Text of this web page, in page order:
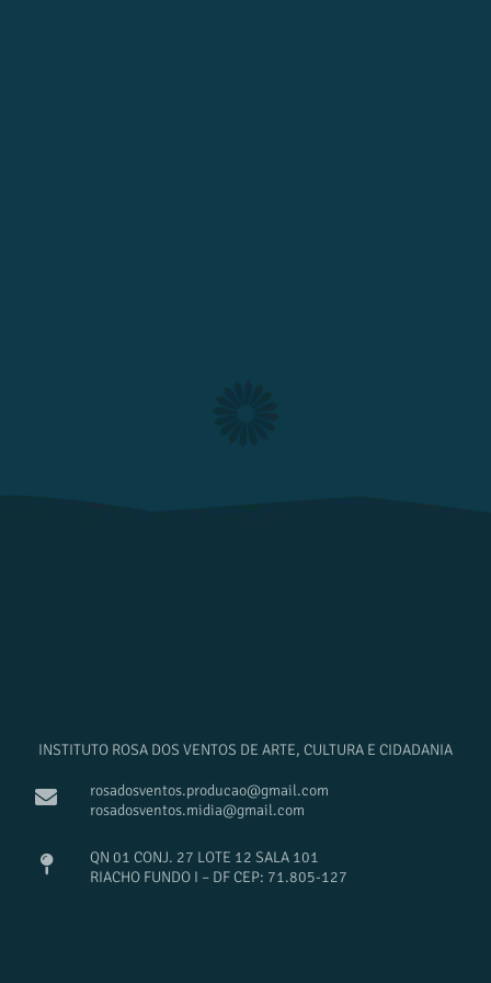
INSTITUTO ROSA DOS VENTOS DE ARTE, CULTURA E CIDADANIA
rosadosventos.producao@gmail.com
rosadosventos.midia@gmail.com
QN 01 CONJ. 27 LOTE 12 SALA 101
RIACHO FUNDO I – DF CEP: 71.805-127